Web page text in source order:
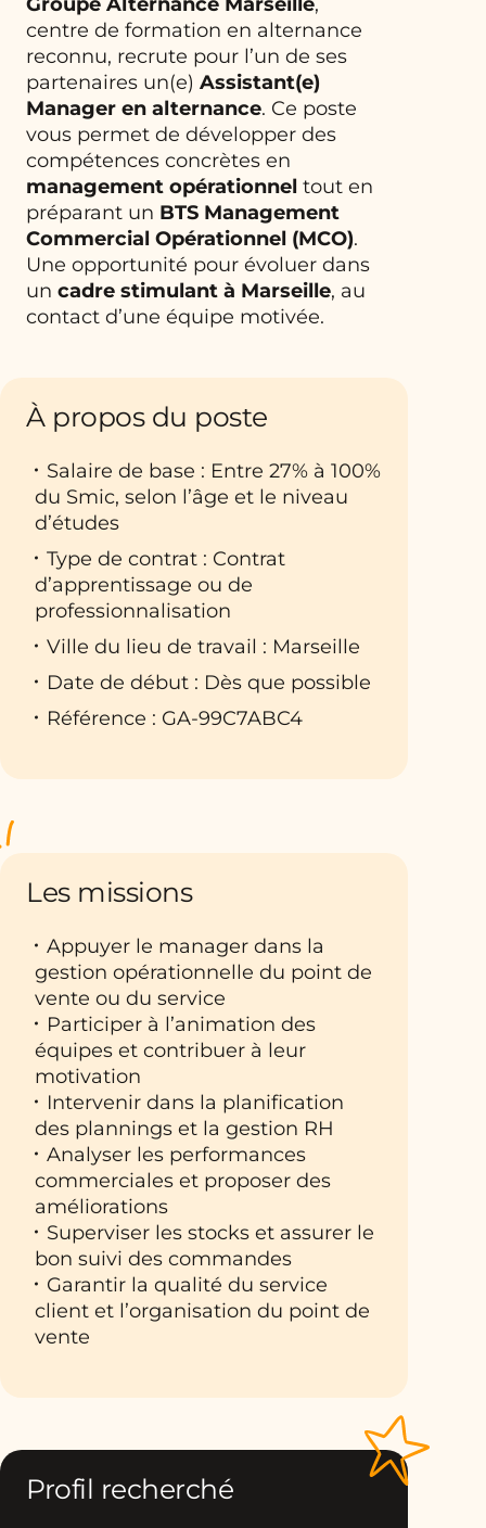
centre de formation en alternance
reconnu, recrute pour l’un de ses
partenaires un(e) Assistant(e)
Manager en alternance. Ce poste
vous permet de développer des
compétences concrètes en
management opérationnel tout en
préparant un BTS Management
Commercial Opérationnel (MCO).
Une opportunité pour évoluer dans
un cadre stimulant à Marseille, au
contact d’une équipe motivée.
À propos du poste
Salaire de base : Entre 27% à 100%
du Smic, selon l’âge et le niveau
d’études
Type de contrat : Contrat
d’apprentissage ou de
professionnalisation
Ville du lieu de travail : Marseille
Date de début : Dès que possible
Référence : GA-99C7ABC4
Les missions
Appuyer le manager dans la
gestion opérationnelle du point de
vente ou du service
Participer à l’animation des
équipes et contribuer à leur
motivation
Intervenir dans la planification
des plannings et la gestion RH
Analyser les performances
commerciales et proposer des
améliorations
Superviser les stocks et assurer le
bon suivi des commandes
Garantir la qualité du service
client et l’organisation du point de
vente
Profil recherché